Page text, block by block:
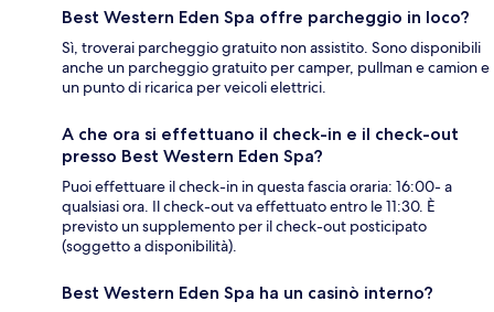
Best Western Eden Spa offre parcheggio in loco?
Sì, troverai parcheggio gratuito non assistito. Sono disponibili
anche un parcheggio gratuito per camper, pullman e camion e
un punto di ricarica per veicoli elettrici.
A che ora si effettuano il check-in e il check-out
presso Best Western Eden Spa?
Puoi effettuare il check-in in questa fascia oraria: 16:00- a
qualsiasi ora. Il check-out va effettuato entro le 11:30. È
previsto un supplemento per il check-out posticipato
(soggetto a disponibilità).
Best Western Eden Spa ha un casinò interno?